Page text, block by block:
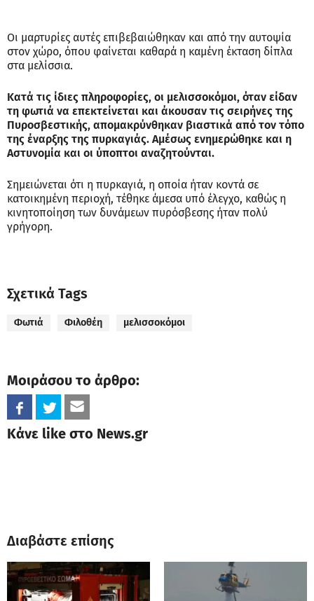
Οι μαρτυρίες αυτές επιβεβαιώθηκαν και από την αυτοψία
στον χώρο, όπου φαίνεται καθαρά η καμένη έκταση δίπλα
στα μελίσσια.
Κατά τις ίδιες πληροφορίες, οι μελισσοκόμοι, όταν είδαν
τη φωτιά να επεκτείνεται και άκουσαν τις σειρήνες της
Πυροσβεστικής, απομακρύνθηκαν βιαστικά από τον τόπο
της έναρξης της πυρκαγιάς. Αμέσως ενημερώθηκε και η
Αστυνομία και οι ύποπτοι αναζητούνται.
Σημειώνεται ότι η πυρκαγιά, η οποία ήταν κοντά σε
κατοικημένη περιοχή, τέθηκε άμεσα υπό έλεγχο, καθώς η
κινητοποίηση των δυνάμεων πυρόσβεσης ήταν πολύ
γρήγορη.
Σχετικά Tags
Φωτιά Φιλοθέη μελισσοκόμοι
Μοιράσου το άρθρο:
Κάνε like στο News.gr
Διαβάστε επίσης